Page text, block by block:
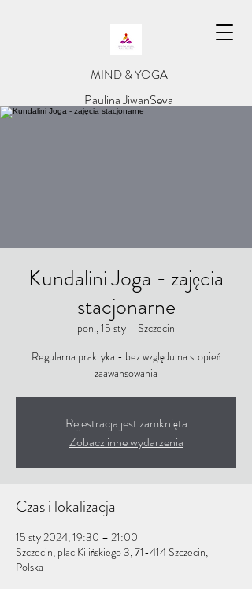
​MIND & YOGA
​Paulina JiwanSeva
Kundalini Joga - zajęcia
stacjonarne
pon., 15 sty
  |
Szczecin
Regularna praktyka - bez względu na stopień
zaawansowania
Rejestracja jest zamknięta
Zobacz inne wydarzenia
Czas i lokalizacja
15 sty 2024, 19:30 – 21:00
Szczecin, plac Kilińskiego 3, 71-414 Szczecin,
Polska